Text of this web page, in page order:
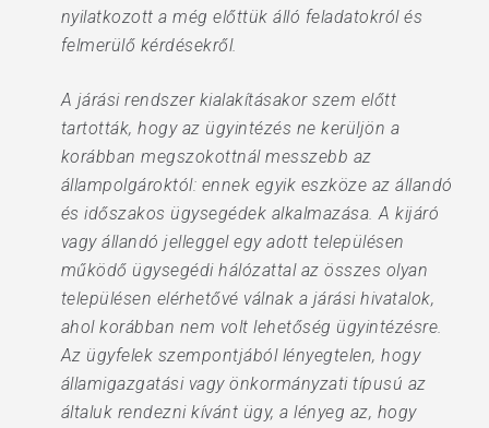
nyilatkozott a még előttük álló feladatokról és
felmerülő kérdésekről.
A járási rendszer kialakításakor szem előtt
tartották, hogy az ügyintézés ne kerüljön a
korábban megszokottnál messzebb az
állampolgároktól: ennek egyik eszköze az állandó
és időszakos ügysegédek alkalmazása. A kijáró
vagy állandó jelleggel egy adott településen
működő ügysegédi hálózattal az összes olyan
településen elérhetővé válnak a járási hivatalok,
ahol korábban nem volt lehetőség ügyintézésre.
Az ügyfelek szempontjából lényegtelen, hogy
államigazgatási vagy önkormányzati típusú az
általuk rendezni kívánt ügy, a lényeg az, hogy